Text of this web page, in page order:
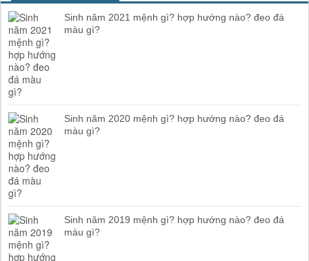
Sinh năm 2021 mệnh gì? hợp hướng nào? đeo đá
màu gì?
Sinh năm 2020 mệnh gì? hợp hướng nào? đeo đá
màu gì?
Sinh năm 2019 mệnh gì? hợp hướng nào? đeo đá
màu gì?